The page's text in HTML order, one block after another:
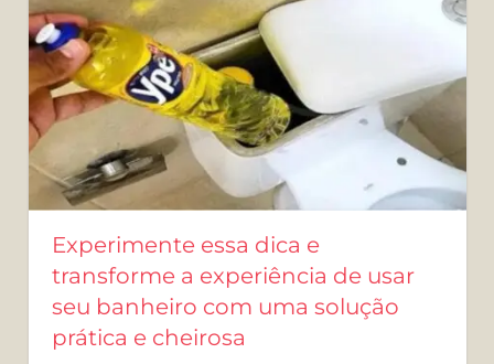
Experimente essa dica e
transforme a experiência de usar
seu banheiro com uma solução
prática e cheirosa